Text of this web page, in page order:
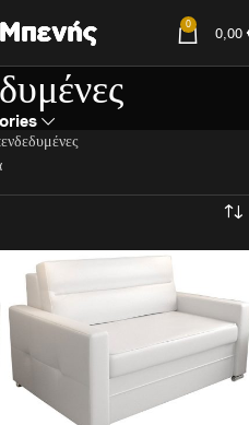
0 0,00